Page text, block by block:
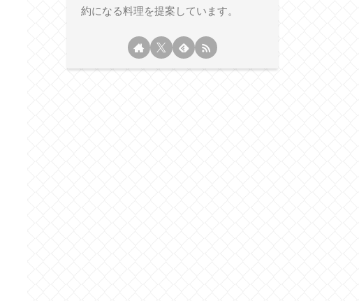
約になる料理を提案しています。